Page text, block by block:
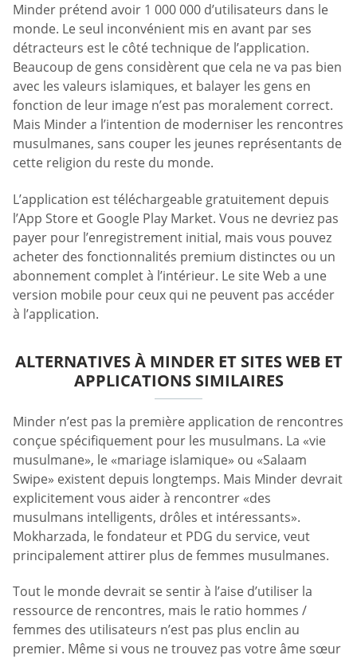
Minder prétend avoir 1 000 000 d’utilisateurs dans le
monde. Le seul inconvénient mis en avant par ses
détracteurs est le côté technique de l’application.
Beaucoup de gens considèrent que cela ne va pas bien
avec les valeurs islamiques, et balayer les gens en
fonction de leur image n’est pas moralement correct.
Mais Minder a l’intention de moderniser les rencontres
musulmanes, sans couper les jeunes représentants de
cette religion du reste du monde.
L’application est téléchargeable gratuitement depuis
l’App Store et Google Play Market. Vous ne devriez pas
payer pour l’enregistrement initial, mais vous pouvez
acheter des fonctionnalités premium distinctes ou un
abonnement complet à l’intérieur. Le site Web a une
version mobile pour ceux qui ne peuvent pas accéder
à l’application.
ALTERNATIVES À MINDER ET SITES WEB ET
APPLICATIONS SIMILAIRES
Minder n’est pas la première application de rencontres
conçue spécifiquement pour les musulmans. La «vie
musulmane», le «mariage islamique» ou «Salaam
Swipe» existent depuis longtemps. Mais Minder devrait
explicitement vous aider à rencontrer «des
musulmans intelligents, drôles et intéressants».
Mokharzada, le fondateur et PDG du service, veut
principalement attirer plus de femmes musulmanes.
Tout le monde devrait se sentir à l’aise d’utiliser la
ressource de rencontres, mais le ratio hommes /
femmes des utilisateurs n’est pas plus enclin au
premier. Même si vous ne trouvez pas votre âme sœur